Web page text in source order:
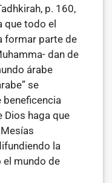
p. 160,
que todo el
formar parte de
dan de
árabe
se
beneficencia
Dios haga que
la
el mundo de